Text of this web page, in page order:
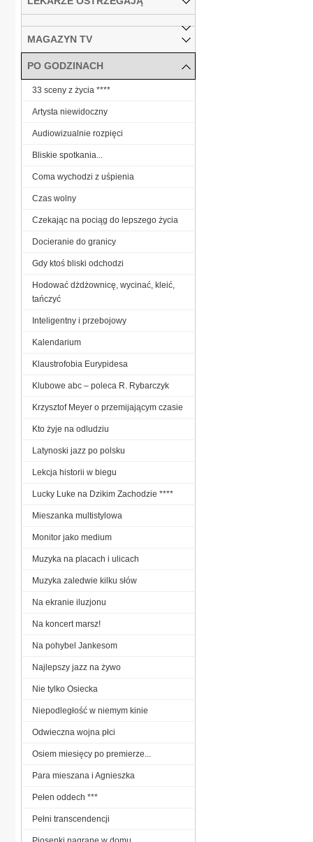
MAGAZYN TV
PO GODZINACH
33 sceny z życia ****
Artysta niewidoczny
Audiowizualnie rozpięci
Bliskie spotkania...
Coma wychodzi z uśpienia
Czas wolny
Czekając na pociąg do lepszego życia
Docieranie do granicy
Gdy ktoś bliski odchodzi
Hodować dżdżownicę, wycinać, kleić,
tańczyć
Inteligentny i przebojowy
Kalendarium
Klaustrofobia Eurypidesa
Klubowe abc – poleca R. Rybarczyk
Krzysztof Meyer o przemijającym czasie
Kto żyje na odludziu
Latynoski jazz po polsku
Lekcja historii w biegu
Lucky Luke na Dzikim Zachodzie ****
Mieszanka multistylowa
Monitor jako medium
Muzyka na placach i ulicach
Muzyka zaledwie kilku słów
Na ekranie iluzjonu
Na koncert marsz!
Na pohybel Jankesom
Najlepszy jazz na żywo
Nie tylko Osiecka
Niepodległość w niemym kinie
Odwieczna wojna płci
Osiem miesięcy po premierze...
Para mieszana i Agnieszka
Pełen oddech ***
Pełni transcendencji